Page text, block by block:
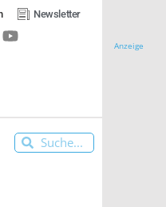
Newsletter
Anzeige